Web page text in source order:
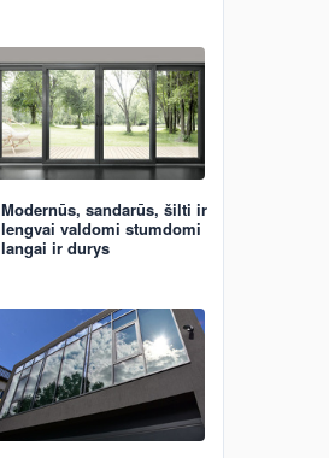
Modernūs, sandarūs, šilti ir
lengvai valdomi stumdomi
langai ir durys